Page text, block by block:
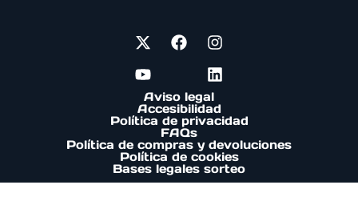
Aviso legal
Accesibilidad
Política de privacidad
FAQs
Política de compras y devoluciones
Política de cookies
Bases legales sorteo